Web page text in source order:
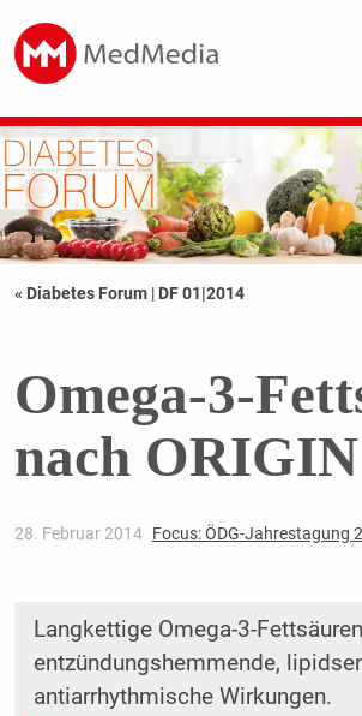
« Diabetes Forum | DF 01|2014
Omega-3-
nach ORIGIN
28. Februar 2014 Focus: ÖDG-Jahrestagung
Langkettige Omega-3-
entzündungshemmende,
antiarrhythmische Wirkungen.